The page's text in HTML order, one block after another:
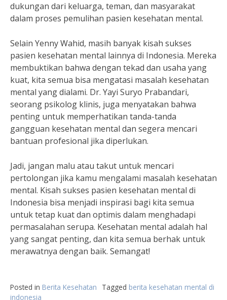
dukungan dari keluarga, teman, dan masyarakat
dalam proses pemulihan pasien kesehatan mental.
Selain Yenny Wahid, masih banyak kisah sukses
pasien kesehatan mental lainnya di Indonesia. Mereka
membuktikan bahwa dengan tekad dan usaha yang
kuat, kita semua bisa mengatasi masalah kesehatan
mental yang dialami. Dr. Yayi Suryo Prabandari,
seorang psikolog klinis, juga menyatakan bahwa
penting untuk memperhatikan tanda-tanda
gangguan kesehatan mental dan segera mencari
bantuan profesional jika diperlukan.
Jadi, jangan malu atau takut untuk mencari
pertolongan jika kamu mengalami masalah kesehatan
mental. Kisah sukses pasien kesehatan mental di
Indonesia bisa menjadi inspirasi bagi kita semua
untuk tetap kuat dan optimis dalam menghadapi
permasalahan serupa. Kesehatan mental adalah hal
yang sangat penting, dan kita semua berhak untuk
merawatnya dengan baik. Semangat!
Posted in Berita Kesehatan Tagged berita kesehatan mental di
indonesia